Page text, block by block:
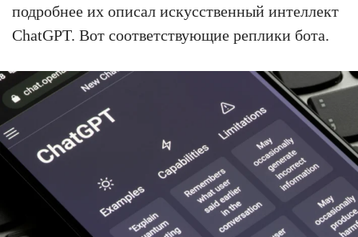
подробнее их описал искусственный интеллект
ChatGPT. Вот соответствующие реплики бота.